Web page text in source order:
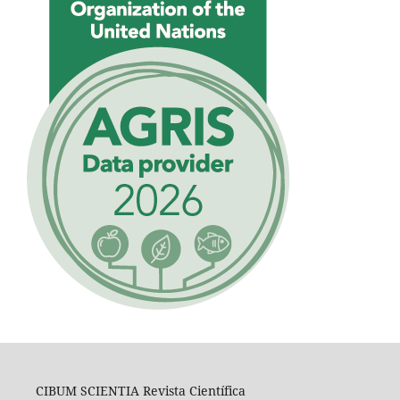
CIBUM SCIENTIA Revista Científica